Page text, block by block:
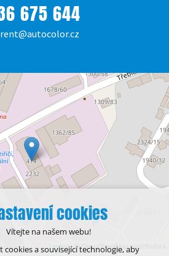
675 644
Leaflet | © OpenStreetMap contributors
cookies
Vítejte na našem webu!
a související technologie, aby